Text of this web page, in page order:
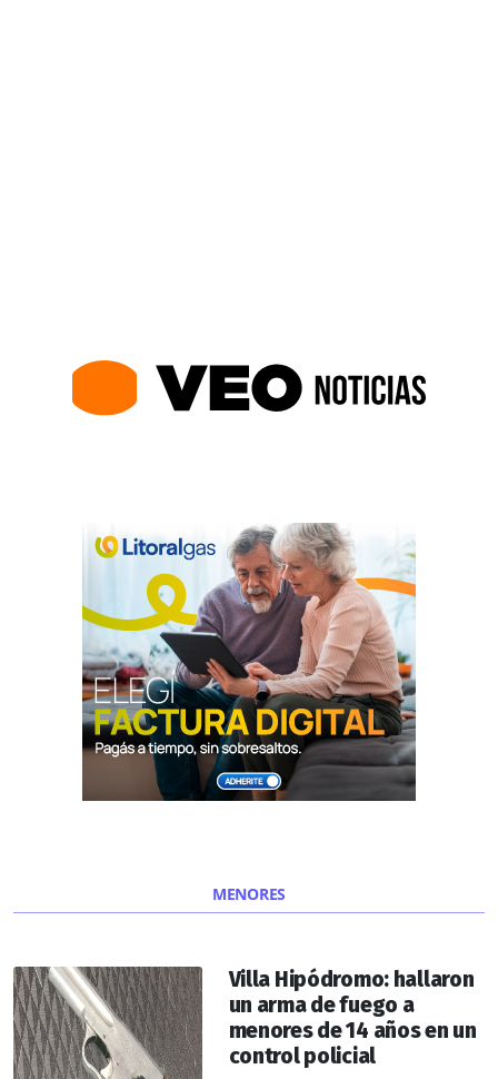
MENORES
Villa Hipódromo: hallaron
un arma de fuego a
menores de 14 años en un
control policial